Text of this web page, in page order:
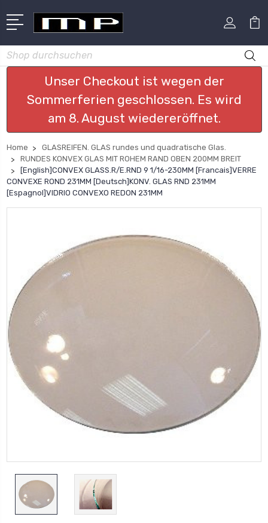
Suchen
Unser Checkout ist wegen der
Sommerferien geschlossen. Es wird
am 8. August wiedereröffnet.
Home
GLASREIFEN. GLAS rundes und quadratische Glas.
RUNDES KONVEX GLAS MIT ROHEM RAND OBEN 200MM BREIT
[English]CONVEX GLASS.R/E.RND 9 1/16-230MM [Francais]VERRE
CONVEXE ROND 231MM [Deutsch]KONV. GLAS RND 231MM
[Espagnol]VIDRIO CONVEXO REDON 231MM